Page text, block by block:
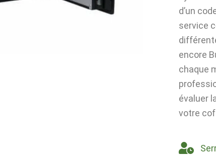
d’un
service
encore
chaque
évaluer
votre